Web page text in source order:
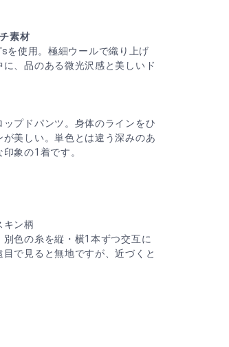
素材
を使用。極細ウールで織り上げ
、品のある微光沢感と美しいド
プドパンツ。身体のラインをひ
美しい。単色とは違う深みのあ
象の1着です。
キン柄
別色の糸を縦・横1本ずつ交互に
で見ると無地ですが、近づくと